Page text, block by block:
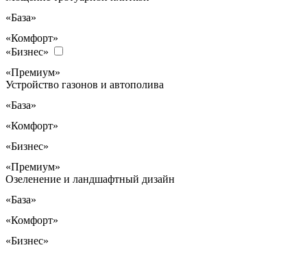
«База»
«Комфорт»
«Бизнес»
«Премиум»
Устройство газонов и автополива
«База»
«Комфорт»
«Бизнес»
«Премиум»
Озеленение и ландшафтный дизайн
«База»
«Комфорт»
«Бизнес»